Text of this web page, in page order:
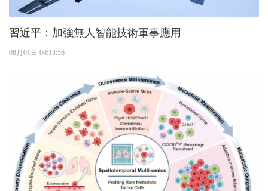
習近平：加強無人智能技術軍事應用
08月01日 00:13:56